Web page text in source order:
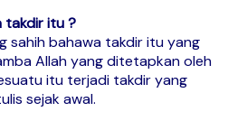
takdir itu ?
sahih bahawa takdir itu yang
Allah yang ditetapkan oleh
itu terjadi takdir yang
sejak awal.